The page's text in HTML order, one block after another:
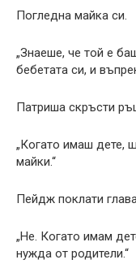
Погледна майка си.
„Знаеше, че той е
бебетата си, и
Патриша скръсти
„Когато имаш дете,
майки.“
Пейдж поклати
„Не. Когато имам
нужда от родители.“